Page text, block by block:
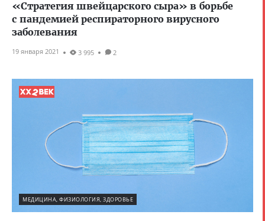
«Стратегия швейцарского сыра» в борьбе
с пандемией респираторного вирусного
заболевания
19 января 2021 3 995 2
МЕДИЦИНА, ФИЗИОЛОГИЯ, ЗДОРОВЬЕ